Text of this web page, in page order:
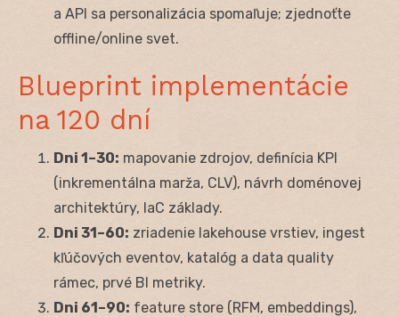
a API sa personalizácia spomaľuje; zjednoťte
offline/online svet.
Blueprint implementácie
na 120 dní
Dni 1–30: mapovanie zdrojov, definícia KPI
(inkrementálna marža, CLV), návrh doménovej
architektúry, IaC základy.
Dni 31–60: zriadenie lakehouse vrstiev, ingest
kľúčových eventov, katalóg a data quality
rámec, prvé BI metriky.
Dni 61–90: feature store (RFM, embeddings),